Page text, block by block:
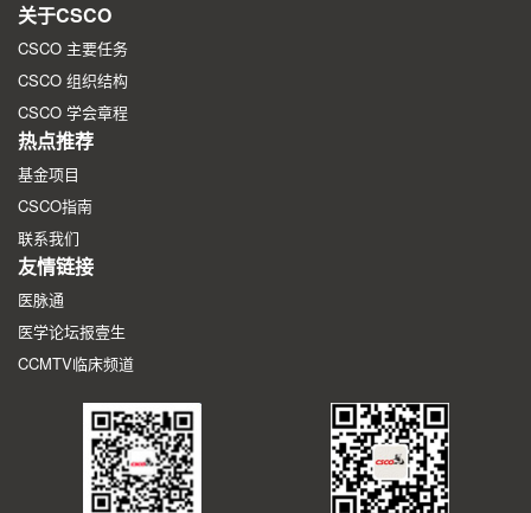
关于CSCO
CSCO 主要任务
CSCO 组织结构
CSCO 学会章程
热点推荐
基金项目
CSCO指南
联系我们
友情链接
医脉通
医学论坛报壹生
CCMTV临床频道